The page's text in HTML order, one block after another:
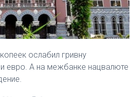
ослабил гривну
евро. А на межбанке нацвалюте